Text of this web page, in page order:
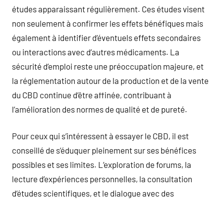
études apparaissant régulièrement. Ces études visent
non seulement à confirmer les effets bénéfiques mais
également à identifier d’éventuels effets secondaires
ou interactions avec d’autres médicaments. La
sécurité d’emploi reste une préoccupation majeure, et
la réglementation autour de la production et de la vente
du CBD continue d’être affinée, contribuant à
l’amélioration des normes de qualité et de pureté.
Pour ceux qui s’intéressent à essayer le CBD, il est
conseillé de s’éduquer pleinement sur ses bénéfices
possibles et ses limites. L’exploration de forums, la
lecture d’expériences personnelles, la consultation
d’études scientifiques, et le dialogue avec des